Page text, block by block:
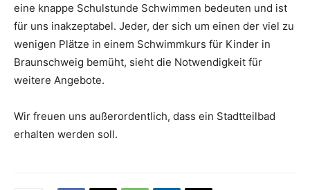
eine knappe Schulstunde Schwimmen bedeuten und ist
für uns inakzeptabel. Jeder, der sich um einen der viel zu
wenigen Plätze in einem Schwimmkurs für Kinder in
Braunschweig bemüht, sieht die Notwendigkeit für
weitere Angebote.
Wir freuen uns außerordentlich, dass ein Stadtteilbad
erhalten werden soll.